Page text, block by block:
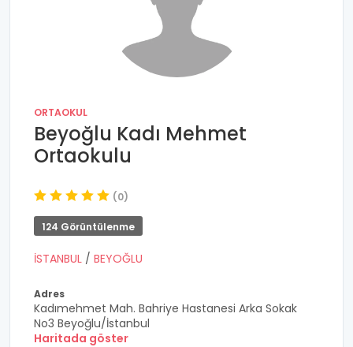
ORTAOKUL
Beyoğlu Kadı Mehmet
Ortaokulu
(0)
124 Görüntülenme
İSTANBUL / BEYOĞLU
Adres
Kadımehmet Mah. Bahriye Hastanesi Arka Sokak
No3 Beyoğlu/İstanbul
Haritada göster